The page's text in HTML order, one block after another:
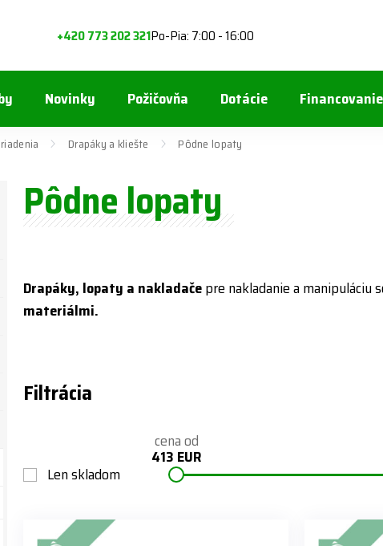
+420 773 202 321Po-Pia: 7:00 - 16:00
Novinky Požičovňa Dotácie Financovanie
Drapáky a kliešte Pôdne lopaty
Pôdne lopaty
Drapáky, lopaty a nakladačepre nakladanie a manipuláciu
materiálmi.
Filtrácia
Len skladom
cena od
413 EUR